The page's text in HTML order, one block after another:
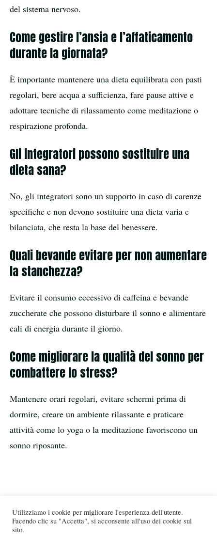
del sistema nervoso.
Come gestire l’ansia e l’affaticamento
durante la giornata?
È importante mantenere una dieta equilibrata con pasti
regolari, bere acqua a sufficienza, fare pause attive e
adottare tecniche di rilassamento come meditazione o
respirazione profonda.
Gli integratori possono sostituire una
dieta sana?
No, gli integratori sono un supporto in caso di carenze
specifiche e non devono sostituire una dieta varia e
bilanciata, che resta la base del benessere.
Quali bevande evitare per non aumentare
la stanchezza?
Evitare il consumo eccessivo di caffeina e bevande
zuccherate che possono disturbare il sonno e alimentare
cali di energia durante il giorno.
Come migliorare la qualità del sonno per
combattere lo stress?
Mantenere orari regolari, evitare schermi prima di
dormire, creare un ambiente rilassante e praticare
attività come lo yoga o la meditazione favoriscono un
sonno riposante.
© 2026
Utilizziamo i cookie per migliorare l'esperienza dell'utente.
Facendo clic su "Accetta", si acconsente all'uso dei cookie sul
sito.